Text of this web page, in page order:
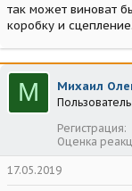
так может виноват
коробку и сцепление.
М Михаил
Пользователь
Регистрация
Оценка
17.05.2019